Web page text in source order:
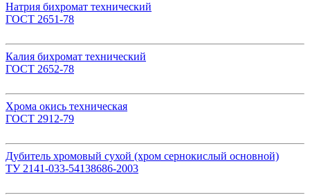
Натрия бихромат технический
ГОСТ 2651-78
Калия бихромат технический
ГОСТ 2652-78
Хрома окись техническая
ГОСТ 2912-79
Дубитель хромовый сухой (хром сернокислый основной)
ТУ 2141-033-54138686-2003